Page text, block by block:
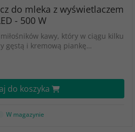
do mleka z wyświetlaczem
- 500 W
kawy, który w ciągu kilku
gęstą i kremową piankę…
do koszyka
W magazynie